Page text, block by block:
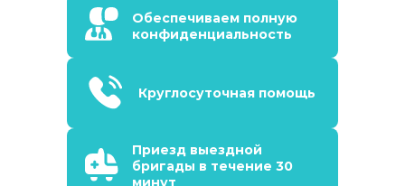
Обеспечиваем полную
конфиденциальность
Круглосуточная помощь
Приезд выездной
бригады в течение 30
минут